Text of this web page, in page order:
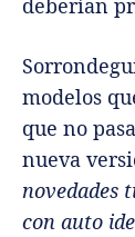
modelos
que no
nueva
novedades
con auto